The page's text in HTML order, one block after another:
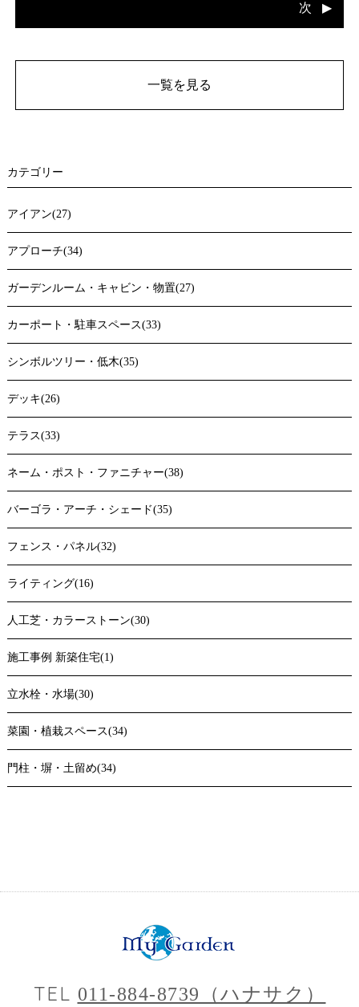
次
一覧を見る
カテゴリー
アイアン(27)
アプローチ(34)
ガーデンルーム・キャビン・物置(27)
カーポート・駐車スペース(33)
シンボルツリー・低木(35)
デッキ(26)
テラス(33)
ネーム・ポスト・ファニチャー(38)
バーゴラ・アーチ・シェード(35)
フェンス・パネル(32)
ライティング(16)
人工芝・カラーストーン(30)
施工事例 新築住宅(1)
立水栓・水場(30)
菜園・植栽スペース(34)
門柱・塀・土留め(34)
TEL 011-884-8739（ハナサク）